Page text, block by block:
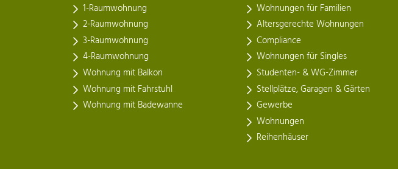
1-Raumwohnung
2-Raumwohnung
3-Raumwohnung
4-Raumwohnung
Wohnung mit Balkon
Wohnung mit Fahrstuhl
Wohnung mit Badewanne
Wohnungen für Familien
Altersgerechte Wohnungen
Compliance
Wohnungen für Singles
Studenten- & WG-Zimmer
Stellplätze, Garagen & Gärten
Gewerbe
Wohnungen
Reihenhäuser